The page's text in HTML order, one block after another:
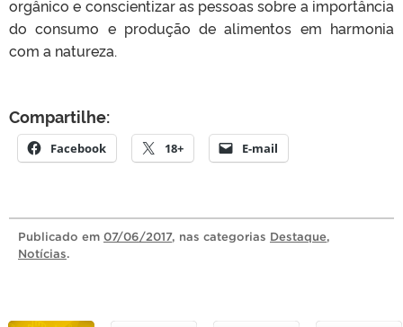
orgânico e conscientizar as pessoas sobre a importância
do consumo e produção de alimentos em harmonia
com a natureza.
Compartilhe:
Facebook 18+ E-mail
Publicado em 07/06/2017, nas categorias Destaque,
Notícias.